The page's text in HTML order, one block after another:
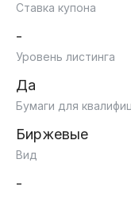
Ставка купона
-
Уровень листинга
Да
Бумаги для
Биржевые
Вид
-